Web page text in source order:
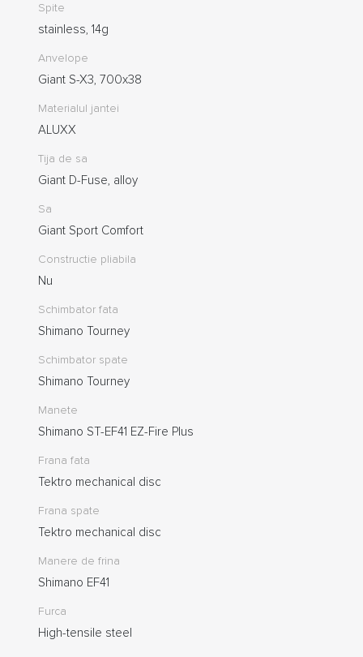
Spite
stainless, 14g
Anvelope
Giant S-X3, 700x38
Materialul jantei
ALUXX
Tija de sa
Giant D-Fuse, alloy
Sa
Giant Sport Comfort
Constructie pliabila
Nu
Schimbator fata
Shimano Tourney
Schimbator spate
Shimano Tourney
Manete
Shimano ST-EF41 EZ-Fire Plus
Frana fata
Tektro mechanical disc
Frana spate
Tektro mechanical disc
Manere de frina
Shimano EF41
Furca
High-tensile steel